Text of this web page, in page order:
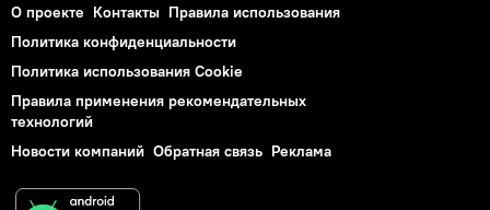
О проекте Контакты Правила использования
Политика конфиденциальности
Политика использования Cookie
Правила применения рекомендательных
технологий
Новости компаний Обратная связь Реклама